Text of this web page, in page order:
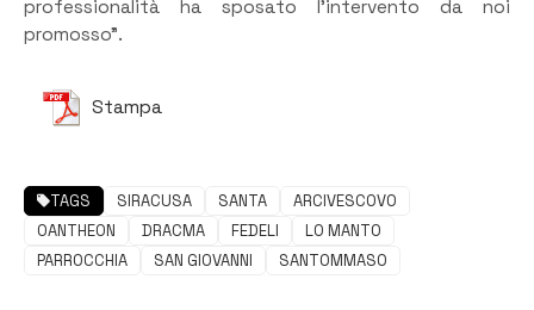
professionalità ha sposato l’intervento da noi
promosso”.
Stampa
TAGS SIRACUSA SANTA
ARCIVESCOVO
OANTHEON
DRACMA FEDELI
LO MANTO
PARROCCHIA
SAN GIOVANNI SANTOMMASO